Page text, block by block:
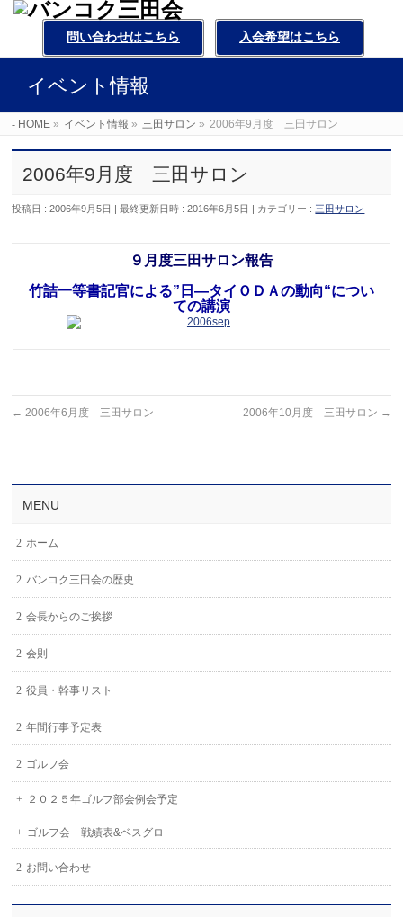
問い合わせはこちら 入会希望はこちら
イベント情報
HOME » イベント情報 » 三田サロン » 2006年9月度 三田サロン
2006年9月度 三田サロン
投稿日 : 2006年9月5日 最終更新日時 : 2016年6月5日 カテゴリー : 三田サロン
９月度三田サロン報告
竹詰一等書記官による”日―タイＯＤＡの動向“につい
ての講演
← 2006年6月度 三田サロン 2006年10月度 三田サロン →
MENU
ホーム
バンコク三田会の歴史
会長からのご挨拶
会則
役員・幹事リスト
年間行事予定表
ゴルフ会
２０２５年ゴルフ部会例会予定
ゴルフ会 戦績表&ベスグロ
お問い合わせ